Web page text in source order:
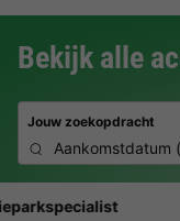
Bekijk alle
Jouw zoekopdracht
Aankomstdatum (
Boek